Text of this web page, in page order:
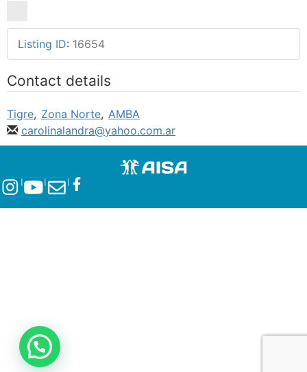
Listing ID: 16654
Contact details
Tigre, Zona Norte, AMBA
carolinalandra@yahoo.com.ar
l l l